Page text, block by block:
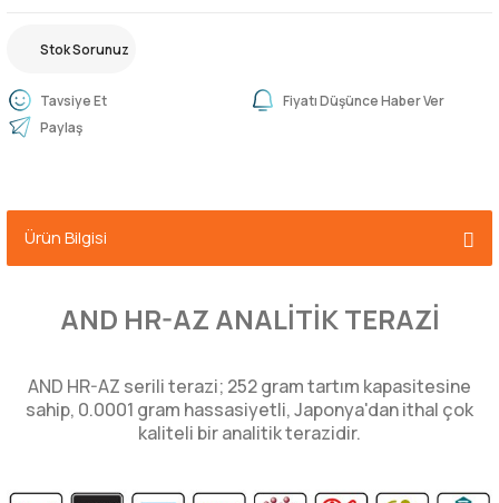
Stok Sorunuz
Tavsiye Et
Fiyatı Düşünce Haber Ver
Paylaş
Ürün Bilgisi
AND HR-AZ ANALİTİK TERAZİ
AND HR-AZ serili terazi; 252 gram tartım kapasitesine
sahip, 0.0001 gram hassasiyetli, Japonya'dan ithal çok
kaliteli bir analitik terazidir.